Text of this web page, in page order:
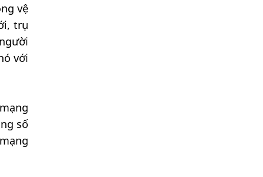
vệ
trụ
với
số